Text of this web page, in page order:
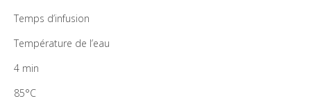
Temps d’infusion
Température de l’eau
4 min
85°C